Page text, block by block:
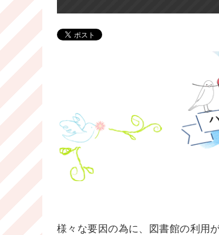
様々な要因の為に、図書館の利用